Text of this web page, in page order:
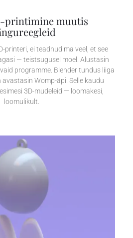
printimine muutis
printeri, ei teadnud ma veel, et see
— teistsugusel moel. Alustasin
programme. Blender tundus liiga
avastasin Womp-äpi. Selle kaudu
3D-mudeleid — loomakesi,
loomulikult.